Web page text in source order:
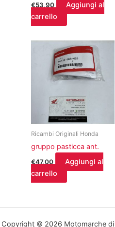
€53,90
Aggiungi al
carrello
Ricambi Originali Honda
gruppo pasticca ant.
€47,00
Aggiungi al
carrello
Copyright © 2026 Motomarche